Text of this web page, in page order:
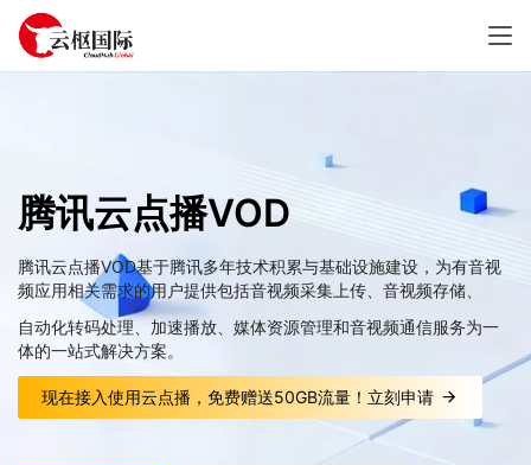
腾讯云点播VOD
腾讯云点播VOD基于腾讯多年技术积累与基础设施建设，为有音视
频应用相关需求的用户提供包括音视频采集上传、音视频存储、
自动化转码处理、加速播放、媒体资源管理和音视频通信服务为一
体的一站式解决方案。
现在接入使用云点播，免费赠送50GB流量！立刻申请